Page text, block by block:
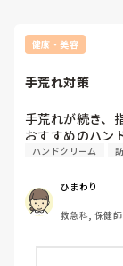
健康・美容
手荒れ対策
手荒れが続き、
おすすめのハン
ハンドクリーム
ひまわり
救急科, 保健師